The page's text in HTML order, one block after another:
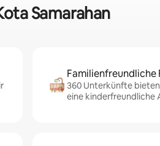
Samarahan
360 Unterkünfte
eine kinderfreundliche